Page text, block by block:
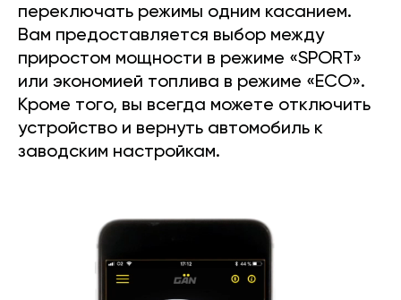
переключать режимы одним касанием.
Вам предоставляется выбор между
приростом мощности в режиме «SPORT»
или экономией топлива в режиме «ECO».
Кроме того, вы всегда можете отключить
устройство и вернуть автомобиль к
заводским настройкам.